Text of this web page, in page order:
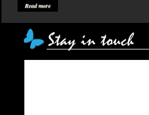
Read more